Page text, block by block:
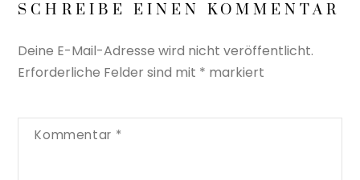
SCHREIBE EINEN KOMMENTAR
Deine E-Mail-Adresse wird nicht veröffentlicht.
Erforderliche Felder sind mit * markiert
Kommentar *